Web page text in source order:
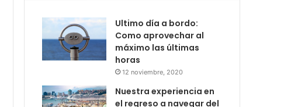
Ultimo día a bordo:
Como aprovechar al
máximo las últimas
horas
12 noviembre, 2020
Nuestra experiencia en
el regreso a navegar del